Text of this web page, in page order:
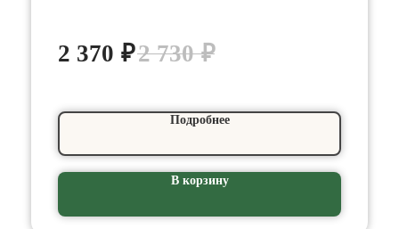
2 370 ₽2 730 ₽
Подробнее
В корзину